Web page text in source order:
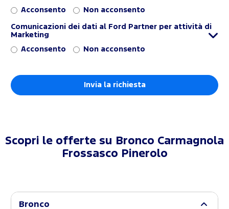
Acconsento Non acconsento
Comunicazioni dei dati al Ford Partner per attività di
Marketing
Acconsento Non acconsento
Scopri le offerte su
Bronco Carmagnola
Frossasco Pinerolo
Bronco